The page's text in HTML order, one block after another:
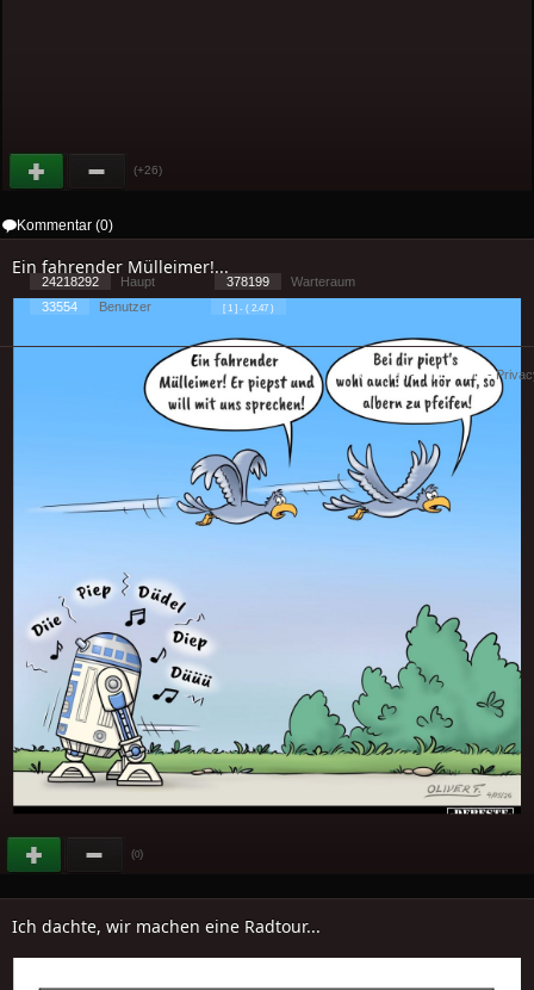
(+26)
Kommentar (0)
Ein fahrender Mülleimer!...
(0)
Ich dachte, wir machen eine Radtour...
24218292 Haupt 378199
Warteraum
33554
Benutzer [ 1 ] - ( 2.47 )
Cookies- Impressum -